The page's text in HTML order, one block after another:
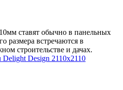
ставят обычно в панельных
размера встречаются в
строительстве и дачах.
Delight Design 2110x2110